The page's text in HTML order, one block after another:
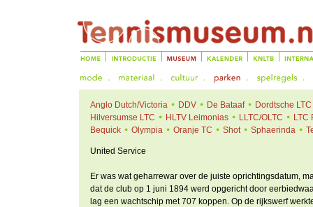
Anglo Dutch/Victoria DDV De Bataaf
Dordtsche LTC
Hilversumse LTC
HLTV Leimonias LLTC/OLTC
LTC
Bequick
Olympia Oranje TC Shot Sphaerinda
United Service
Er was wat geharrewar over de juiste oprichtingsdatum,
dat de club op 1 juni 1894 werd opgericht door
lag een wachtschip met 707 koppen. Op de rijkswerf